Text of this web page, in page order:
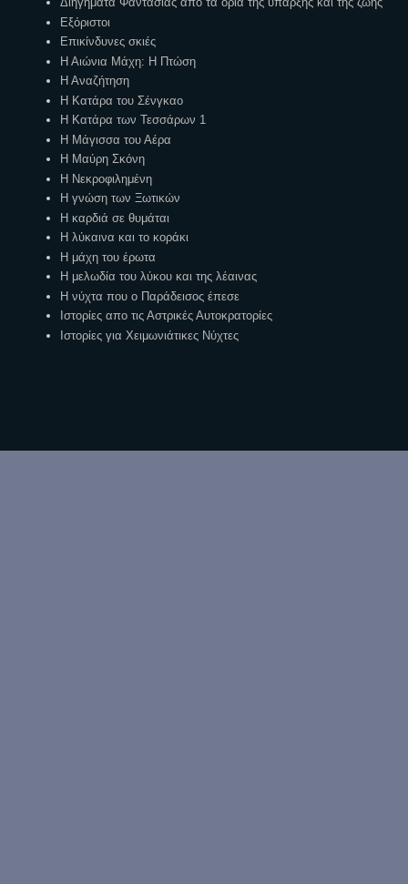
Εξόριστοι
Επικίνδυνες σκιές
Η Αιώνια Μάχη: Η Πτώση
Η Αναζήτηση
Η Κατάρα του Σένγκαο
Η Κατάρα των Τεσσάρων 1
Η Μάγισσα του Αέρα
Η Μαύρη Σκόνη
Η Νεκροφιλημένη
Η γνώση των Ξωτικών
Η καρδιά σε θυμάται
Η λύκαινα και το κοράκι
Η μάχη του έρωτα
Η μελωδία του λύκου και της λέαινας
Η νύχτα που ο Παράδεισος έπεσε
Ιστορίες απο τις Αστρικές Αυτοκρατορίες
Ιστορίες για Χειμωνιάτικες Νύχτες